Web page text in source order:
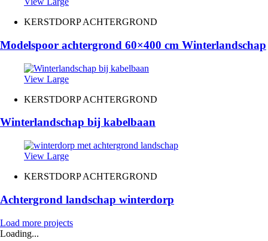
KERSTDORP ACHTERGROND
Modelspoor achtergrond 60×400 cm Winterlandschap
View Large
KERSTDORP ACHTERGROND
Winterlandschap bij kabelbaan
View Large
KERSTDORP ACHTERGROND
Achtergrond landschap winterdorp
Load more projects
Loading...